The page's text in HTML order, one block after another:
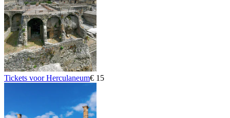
Tickets voor Herculaneum€ 15